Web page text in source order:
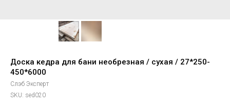
Доска кедра для бани необрезная / сухая / 27*250-
450*6000
Слэб Эксперт
SKU: sed020